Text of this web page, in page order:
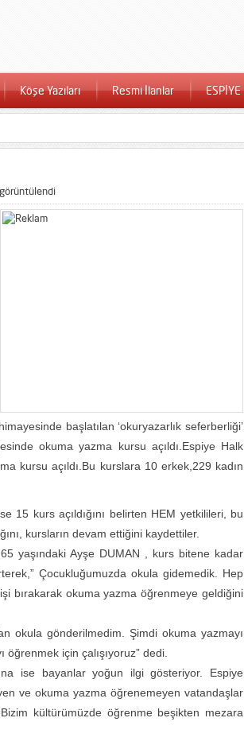
Köşe Yazıları Resmi İlanlar ESPİYE
başlatılan ‘okuryazarlık seferberliği’
okuma yazma kursu açıldı.Espiye Halk
kursu açıldı.Bu kurslara 10 erkek,229 kadın
15 kurs açıldığını belirten HEM yetkilileri, bu
kursların devam ettiğini kaydettiler.
yaşındaki Ayşe DUMAN , kurs bitene kadar
Çocukluğumuzda okula gidemedik. Hep
bırakarak okuma yazma öğrenmeye geldiğini
okula gönderilmedim. Şimdi okuma yazmayı
için çalışıyoruz” dedi.
ise bayanlar yoğun ilgi gösteriyor. Espiye
ve okuma yazma öğrenemeyen vatandaşlar
kültürümüzde öğrenme beşikten mezara